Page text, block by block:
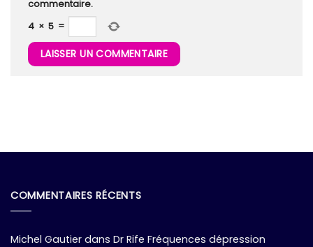
commentaire.
4 × 5 =
COMMENTAIRES RÉCENTS
Michel Gautier dans Dr Rife Fréquences dépression